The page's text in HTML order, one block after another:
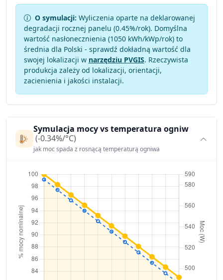
O symulacji: Wyliczenia oparte na deklarowanej
degradacji rocznej panelu (0.45%/rok). Domyślna
wartość nasłonecznienia (1050 kWh/kWp/rok) to
średnia dla Polski - sprawdź dokładną wartość dla
swojej lokalizacji w narzędziu PVGIS. Rzeczywista
produkcja zależy od lokalizacji, orientacji,
zacienienia i jakości instalacji.
Symulacja mocy vs temperatura ogniw
(-0.34%/°C)
jak moc spada z rosnącą temperaturą ogniwa